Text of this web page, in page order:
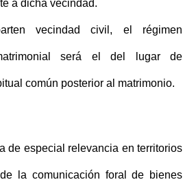
a dicha vecindad.
vecindad civil, el régimen
será el del lugar de
común posterior al matrimonio.
de especial relevancia en territorios
la comunicación foral de bienes